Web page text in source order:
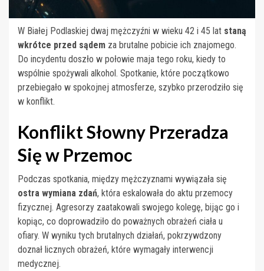
W Białej Podlaskiej dwaj mężczyźni w wieku 42 i 45 lat staną
wkrótce przed sądem za brutalne pobicie ich znajomego.
Do incydentu doszło w połowie maja tego roku, kiedy to
wspólnie spożywali alkohol. Spotkanie, które początkowo
przebiegało w spokojnej atmosferze, szybko przerodziło się
w konflikt.
Konflikt Słowny Przeradza
Się w Przemoc
Podczas spotkania, między mężczyznami wywiązała się
ostra wymiana zdań, która eskalowała do aktu przemocy
fizycznej. Agresorzy zaatakowali swojego kolegę, bijąc go i
kopiąc, co doprowadziło do poważnych obrażeń ciała u
ofiary. W wyniku tych brutalnych działań, pokrzywdzony
doznał licznych obrażeń, które wymagały interwencji
medycznej.